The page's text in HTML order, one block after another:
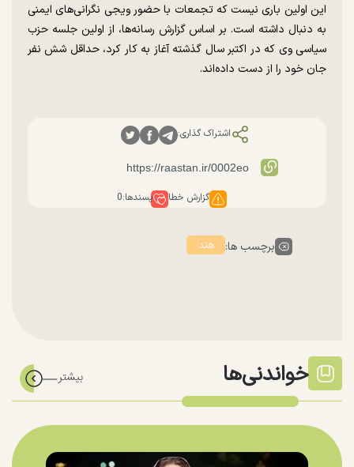
این اولین باری نیست که تجمعات با حضور ویجی نگرانی‌های ایمنی
به دنبال داشته است. بر اساس گزارش رسانه‌ها، از اولین جلسه حزب
سیاسی وی که در اکتبر سال گذشته آغاز به کار کرد، حداقل شش نفر
جان خود را از دست داده‌اند.
اشتراک گذاری:
گزارش خطا پسندها:0
برچسب ها: هند
خواندنی‌ها